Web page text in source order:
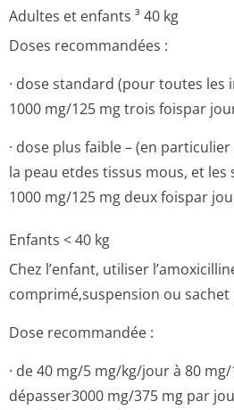
Adultes et enfants ³ 40 kg
Doses recommandées :
· dose standard (pour toutes les
1000 mg/125 mg trois foispar
· dose plus faible – (en
la peau etdes tissus mous, et les
1000 mg/125 mg deux foispar
Enfants < 40 kg
Chez l’enfant, utiliser
comprimé,suspension ou
Dose recommandée :
· de 40 mg/5 mg/kg/jour à 80
dépasser3000 mg/375 mg par